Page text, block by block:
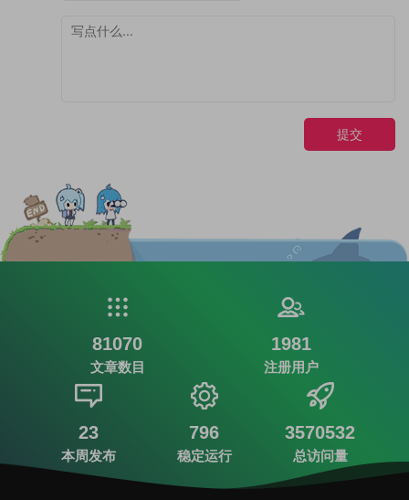
提交
81070
文章数目
1981
注册用户
23
本周发布
796
稳定运行
3570532
总访问量